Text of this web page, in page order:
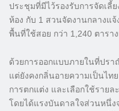
ประชุมที่มีไว้รองรับการจัดเลี้
ห้อง กับ 1 สวนจัดงานกลางแ
พื้นที่ใช้สอย กว่า 1,240 ตาราง
ด้วยการออกแบบภายในที่ปร
แต่ยังคงกลิ่นอายความเป็นไท
การตกแต่ง และเลือกใช้ราย
โดยได้แรงบันดาลใจส่วนหนึ่